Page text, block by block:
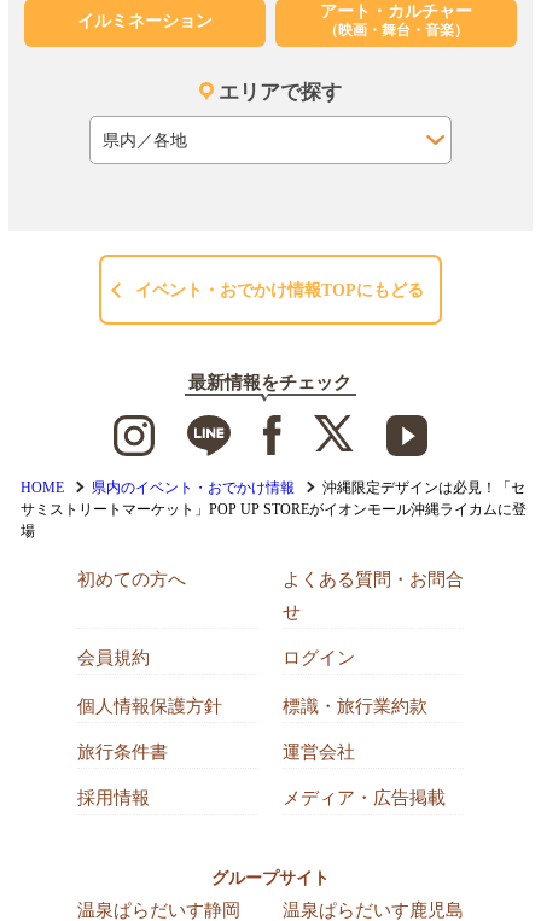
イルミネーション アート・カルチャー
（映画・舞台・音楽）
エリアで探す
イベント・おでかけ情報TOPにもどる
最新情報をチェック
HOME 県内のイベント・おでかけ情報
沖縄限定デザインは必見！「セ
サミストリートマーケット」POP UP STOREがイオンモール沖縄ライカムに登
場
初めての方へ
よくある質問・お問合
せ
会員規約 ログイン
個人情報保護方針 標識・旅行業約款
旅行条件書 運営会社
採用情報 メディア・広告掲載
グループサイト
温泉ぱらだいす静岡 温泉ぱらだいす鹿児島